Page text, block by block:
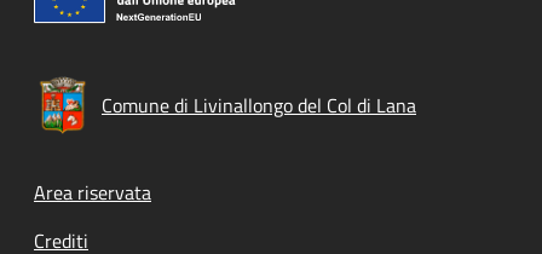
Comune di Livinallongo del Col di Lana
Footer menu
Area riservata
Crediti